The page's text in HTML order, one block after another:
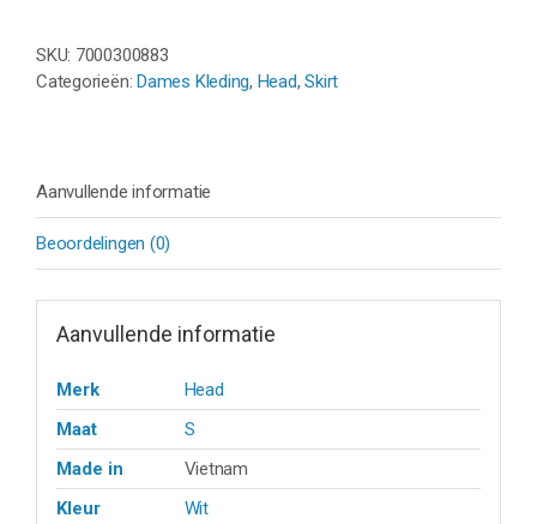
WIT
aantal
SKU: 7000300883
Categorieën:Dames Kleding, Head,Skirt
Aanvullende informatie
Beoordelingen (0)
Aanvullende informatie
Merk
Head
Maat
S
Made in
Vietnam
Kleur
Wit